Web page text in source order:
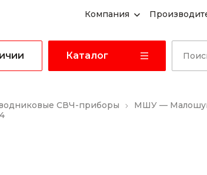
Компания
Каталог
СВЧ-приборы
МШУ —